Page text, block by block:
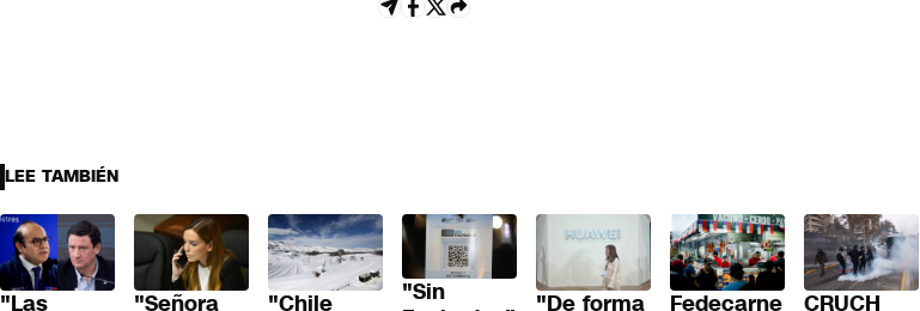
LEE TAMBIÉN
"Las
"Señora
"Chile
"Sin
"De forma
Fedecarne
CRUCH